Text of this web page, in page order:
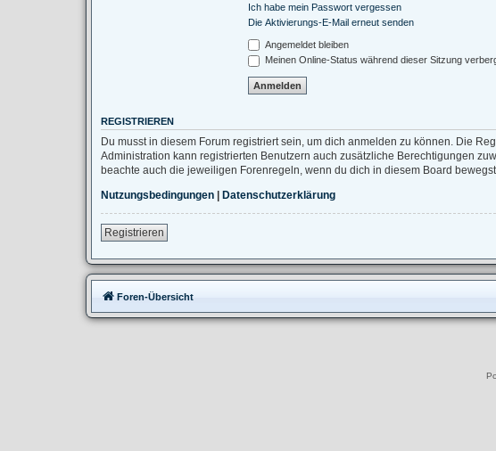
Ich habe mein Passwort vergessen
Die Aktivierungs-E-Mail erneut senden
Angemeldet bleiben
Meinen Online-Status während dieser Sitzung
REGISTRIEREN
Du musst in diesem Forum registriert sein, um dich anmelden zu können. Die
Administration kann registrierten Benutzern auch zusätzliche Berechtigungen
beachte auch die jeweiligen Forenregeln, wenn du dich in diesem Board
Nutzungsbedingungen
Datenschutzerklärung
Registrieren
Foren-Übersicht